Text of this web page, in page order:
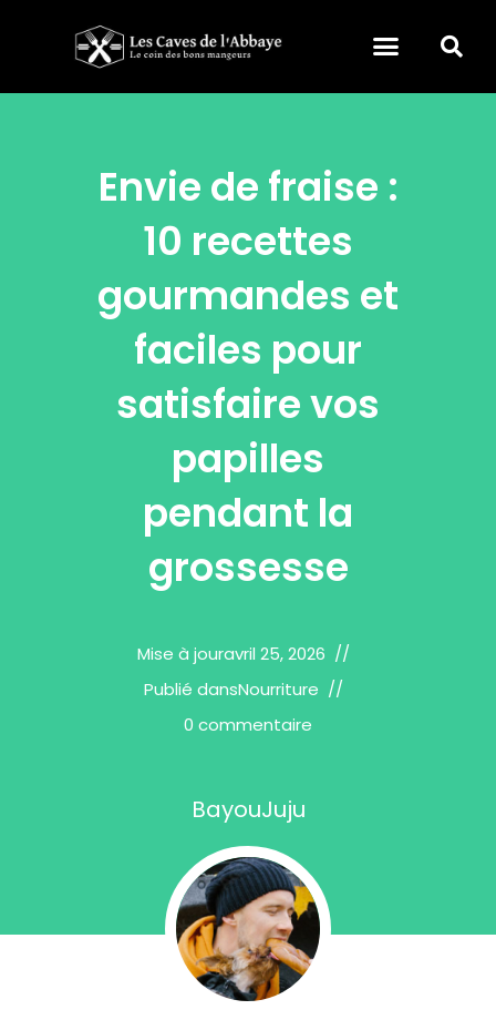
Envie de fraise :
10 recettes
gourmandes et
faciles pour
satisfaire vos
papilles
pendant la
grossesse
Mise à jouravril 25, 2026
Publié dansNourriture
0 commentaire
BayouJuju